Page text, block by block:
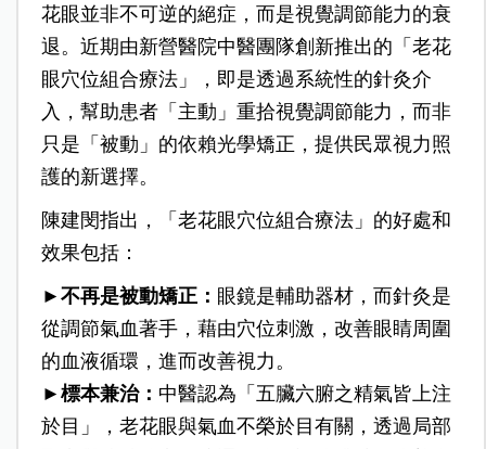
花眼並非不可逆的絕症，而是視覺調節能力的衰
退。近期由新營醫院中醫團隊創新推出的「老花
眼穴位組合療法」，即是透過系統性的針灸介
入，幫助患者「主動」重拾視覺調節能力，而非
只是「被動」的依賴光學矯正，提供民眾視力照
護的新選擇。
陳建閔指出，「老花眼穴位組合療法」的好處和
效果包括：
► 不再是被動矯正： 眼鏡是輔助器材，而針灸是
從調節氣血著手，藉由穴位刺激，改善眼睛周圍
的血液循環，進而改善視力。
► 標本兼治： 中醫認為「五臟六腑之精氣皆上注
於目」，老花眼與氣血不榮於目有關，透過局部